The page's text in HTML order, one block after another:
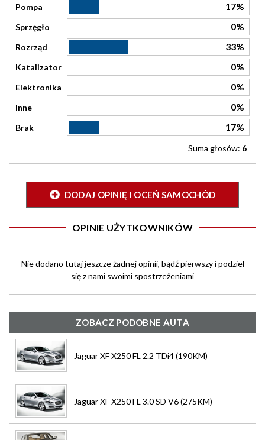
Pompa 17%
Sprzęgło 0%
Rozrząd 33%
Katalizator 0%
Elektronika 0%
Inne 0%
Brak 17%
Suma głosów: 6
DODAJ OPINIĘ I OCEŃ SAMOCHÓD
OPINIE UŻYTKOWNIKÓW
Nie dodano tutaj jeszcze żadnej opinii, bądź pierwszy i podziel
się z nami swoimi spostrzeżeniami
ZOBACZ PODOBNE AUTA
Jaguar XF X250 FL 2.2 TDi4 (190KM)
Jaguar XF X250 FL 3.0 SD V6 (275KM)